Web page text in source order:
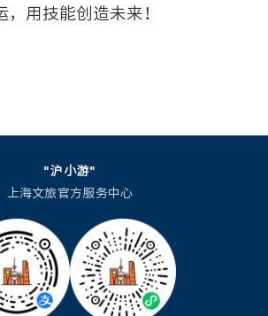
用技能创造未来！
"沪小游"
上海文旅官方服务中心